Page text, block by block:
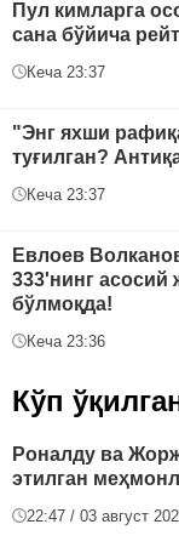
Пул кимларга
сана бўйича
Кеча 23:37
"Энг яхши
туғилган?
Кеча 23:37
Евлоев
333'нинг асосий
бўлмоқда!
Кеча 23:36
Кўп
Роналду ва
этилган
22:47 / 03 август